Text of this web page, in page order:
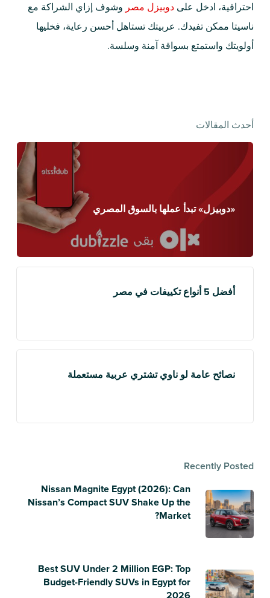
احترافية، ادخل على دوبيزل مصر وشوف إزاي الشراكة مع
ناسيتا ممكن تفيدك. عربيتك تستاهل أحسن رعاية، فخليها
أولويتك واستمتع بسواقة آمنة وسلسة.
أحدث المقالات
«دوبيزل» تبدأ عملها بالسوق المصري
أفضل 5 أنواع تكييفات في مصر
نصائح عامة لو ناوي تشتري عربية مستعملة
Recently Posted
Nissan Magnite Egypt (2026): Can
Nissan’s Compact SUV Shake Up the
Market?
Best SUV Under 2 Million EGP: Top
Budget-Friendly SUVs in Egypt for
2026